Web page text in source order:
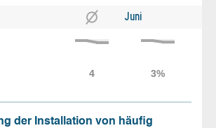
Juni
der Installation von häufig